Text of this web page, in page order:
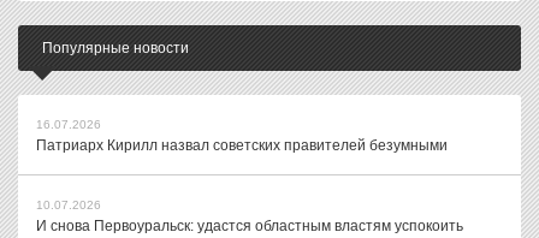
Популярные новости
16.07.2026
Патриарх Кирилл назвал советских правителей безумными
10.07.2026
И снова Первоуральск: удастся областным властям успокоить